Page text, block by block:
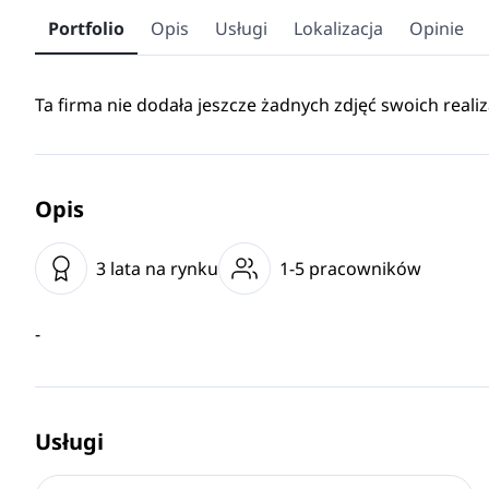
Portfolio Opis Usługi Lokalizacja Opinie
Ta firma nie dodała jeszcze żadnych zdjęć swoich
Opis
3 lata na rynku 1-5 pracowników
-
Usługi